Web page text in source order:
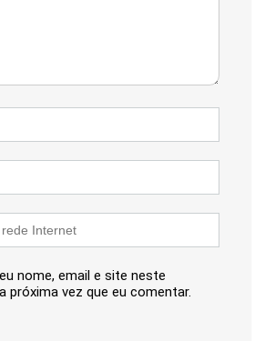
nome, email e site neste
próxima vez que eu comentar.